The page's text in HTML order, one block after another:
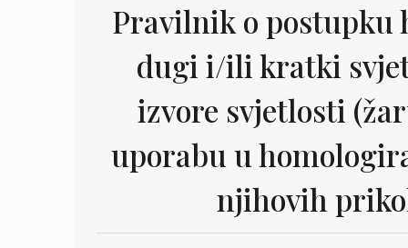
Pravilnik o postupku
dugi i/ili kratki
izvore svjetlosti
uporabu u
njihovih